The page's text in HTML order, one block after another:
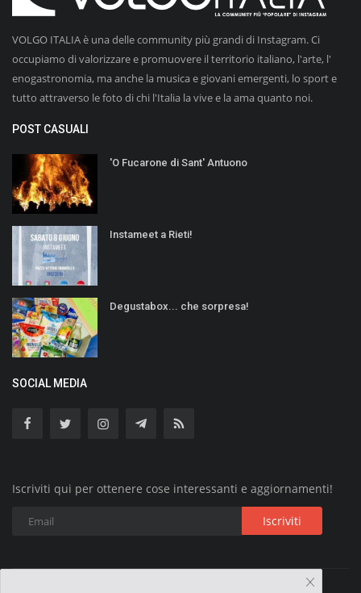
VOLGO ITALIA è una delle community più grandi di Instagram. Ci
occupiamo di valorizzare e promuovere il territorio italiano, l'arte, l'
enogastronomia, ma anche la musica e giovani emergenti, lo sport e
tutto attraverso le foto di chi l'Italia la vive e la ama quanto noi.
POST CASUALI
'O Fucarone di Sant' Antuono
Instameet a Rieti!
Degustabox... che sorpresa!
SOCIAL MEDIA
Iscriviti qui per ottenere cose interessanti e aggiornamenti!
Iscriviti